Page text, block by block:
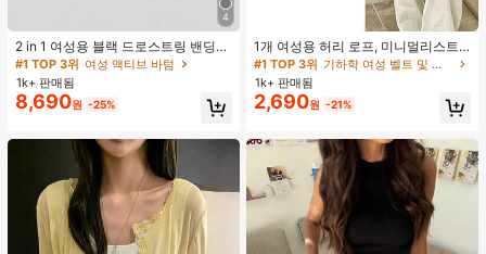
4
2 in 1 여성용 블랙 드로스트링 밴딩
허리 곡선 밑단 캐주얼 러닝 트레이닝
운동 반바지
높은 재방문 고객
#1 TOP 3위 여성 액티브 바텀
높은 재방문 고객
#1 TOP 3위 여성 액티브 바텀
높은 재방문 고객
#1 TOP 3위 여성 액티브 바텀
1k+ 판매됨
8,690원 -25%
1개 여성용 허리 로프, 미니멀리스트
보헤미안 패션 매듭 허리 벨트, 드레
스, 캐주얼 팬츠와 함께 일상 착용에
적합한 장식용 허리 액세서리
거의 매진!
#1 TOP 3위
기하학 여성 벨트 및 벨트 액세서리
거의 매진!
#1 TOP 3위
기하학 여성 벨트 및 벨트 액세서리
거의 매진!
#1 TOP 3위
1k+ 판매됨
2,690원 -21%